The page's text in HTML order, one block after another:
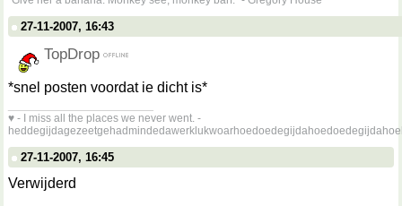
27-11-2007, 16:43
TopDrop
*snel posten voordat ie dicht is*
♥ - I miss all the places we never went. -
27-11-2007, 16:45
Verwijderd